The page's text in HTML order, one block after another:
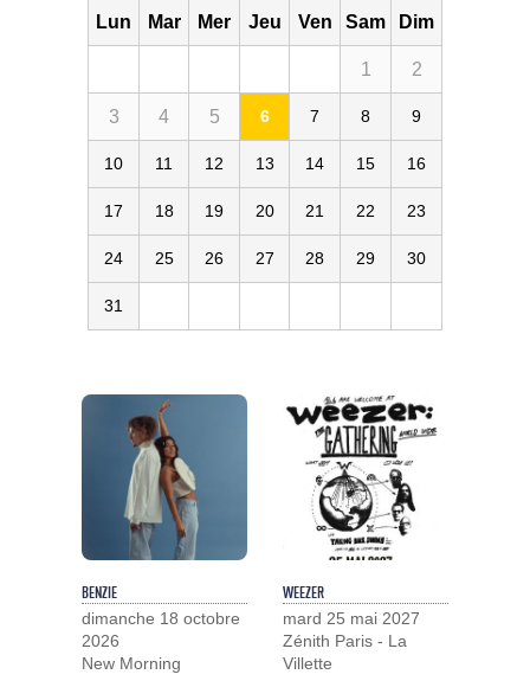
Lun Mar Mer Jeu Ven Sam Dim
1 2
3 4 5 6 7 8 9
10 11 12 13 14 15 16
17 18 19 20 21 22 23
24 25 26 27 28 29 30
31
BENZIE
dimanche 18 octobre
2026
New Morning
WEEZER
mard 25 mai 2027
Zénith Paris - La
Villette